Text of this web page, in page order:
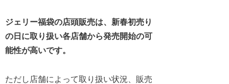
ジェリー福袋の店頭販売は、新春初売り
の 日に取り扱い各店舗から発売開始の可
能性が高いです。
ただし店舗によって取り扱い状況、販売